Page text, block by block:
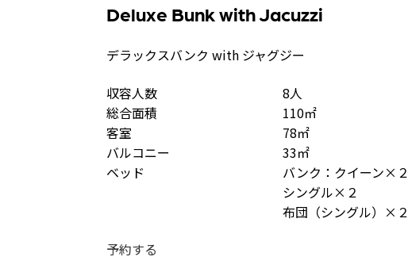
Deluxe Bunk with Jacuzzi
デラックスバンク with ジャグジー
収容人数
総合面積
客室
バルコニー
ベッド
8人
110㎡
78㎡
33㎡
バンク：クイーン×２
シングル×２
布団（シングル）×２
予約する